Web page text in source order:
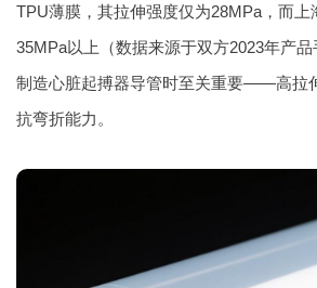
TPU薄膜，其拉伸强度仅为28MPa，而上
35MPa以上（数据来源于双方2023年产
制造心脏起搏器导管时至关重要——高拉
抗弯折能力。